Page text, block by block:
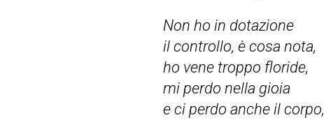
Non ho in dotazione
il controllo, è cosa nota,
ho vene troppo floride,
mi perdo nella gioia
e ci perdo anche il corpo,